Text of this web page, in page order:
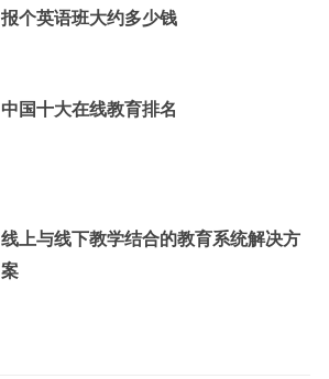
报个英语班大约多少钱
中国十大在线教育排名
线上与线下教学结合的教育系统解决方
案